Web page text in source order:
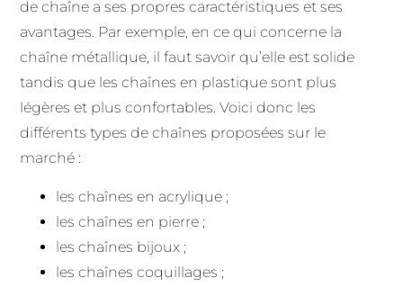
de chaîne a ses propres caractéristiques et ses
avantages. Par exemple, en ce qui concerne la
chaîne métallique, il faut savoir qu’elle est solide
tandis que les chaînes en plastique sont plus
légères et plus confortables. Voici donc les
différents types de chaînes proposées sur le
marché :
les chaînes en acrylique ;
les chaînes en pierre ;
les chaînes bijoux ;
les chaînes coquillages ;